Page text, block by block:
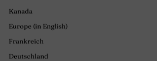
Kanada
Europe (in English)
Frankreich
Deutschland